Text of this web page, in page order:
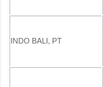
INDO BALI, PT